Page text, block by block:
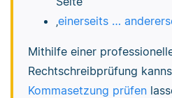
einerseits …
Mithilfe einer
Rechtschreibprüfung
Kommasetzung prüfen